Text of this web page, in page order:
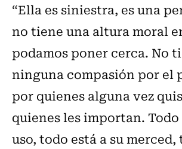
“Ella es siniestra, es una
no tiene una altura moral
podamos poner cerca. No
ninguna compasión por el
por quienes alguna vez
quienes les importan. Todo
uso, todo está a su